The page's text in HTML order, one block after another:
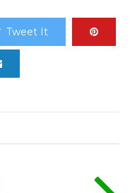
Tweet It